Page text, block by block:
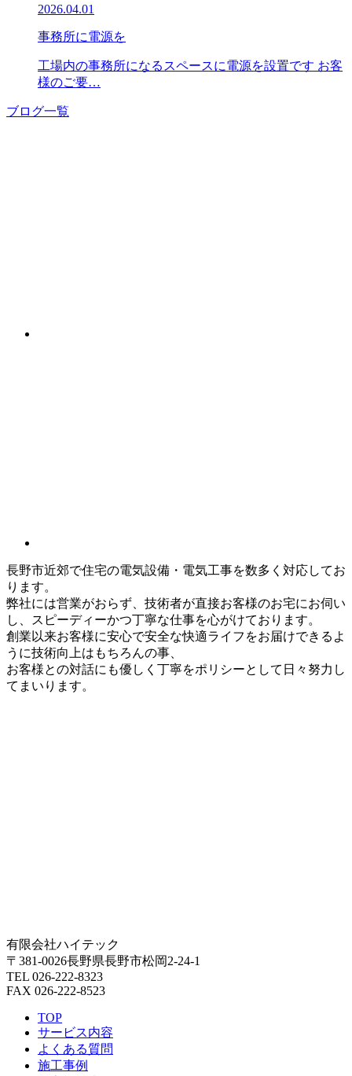
2026.04.01
事務所に電源を
工場内の事務所になるスペースに電源を設置です お客
様のご要…
ブログ一覧
長野市近郊で住宅の電気設備・電気工事を数多く対応してお
ります。
弊社には営業がおらず、技術者が直接お客様のお宅にお伺い
し、スピーディーかつ丁寧な仕事を心がけております。
創業以来お客様に安心で安全な快適ライフをお届けできるよ
うに技術向上はもちろんの事、
お客様との対話にも優しく丁寧をポリシーとして日々努力し
てまいります。
有限会社ハイテック
〒381-0026長野県長野市松岡2-24-1
TEL 026-222-8323
FAX 026-222-8523
TOP
サービス内容
よくある質問
施工事例